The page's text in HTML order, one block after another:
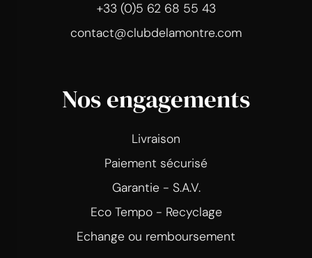
+33 (0)5 62 68 55 43
contact@clubdelamontre.com
Nos engagements
Livraison
Paiement sécurisé
Garantie - S.A.V.
Eco Tempo - Recyclage
Echange ou remboursement